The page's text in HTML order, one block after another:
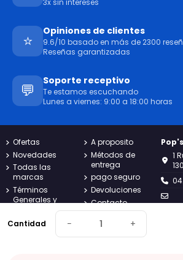
Cantidad − +
⭐
Opiniones de clientes
9.6/10 basado en más de 2300
Reseñas garantizadas
💬
Soporte receptivo
Te estamos escuchando
Lunes a viernes: 9:00 a 18:00 horas
Ofertas
Novedades
Todas las
marcas
Términos
Generales y
Condiciones
política de
A proposito
Métodos de
entrega
pago seguro
Devoluciones
Contacto
Seguimiento
de pedidos de
1